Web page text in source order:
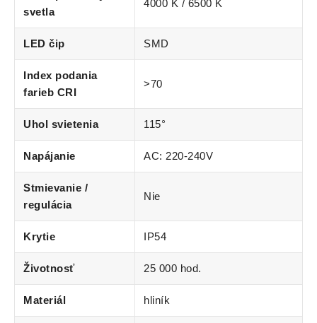
svetla
4000 K / 6500 K
LED čip SMD
Index podania
farieb CRI
>70
Uhol svietenia 115°
Napájanie AC: 220-240V
Stmievanie /
regulácia
Nie
Krytie IP54
Životnosť 25 000 hod.
Materiál hliník